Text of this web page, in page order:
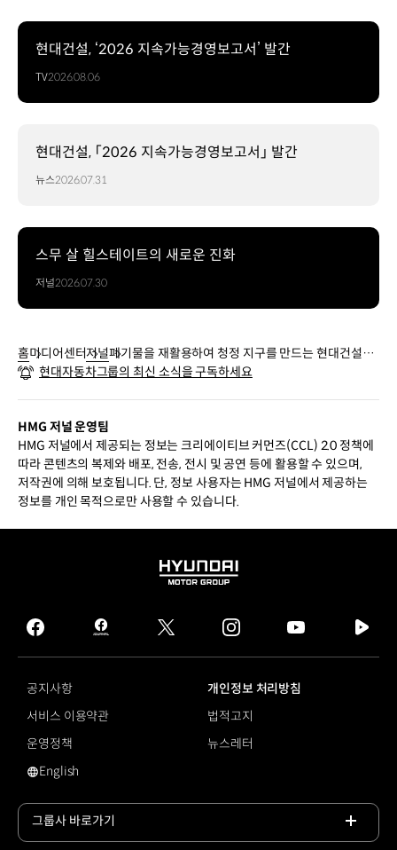
현대건설, ‘2026 지속가능경영보고서’ 발간
TV2026.08.06
현대건설, 「2026 지속가능경영보고서」 발간
뉴스2026.07.31
스무 살 힐스테이트의 새로운 진화
저널2026.07.30
홈미디어센터저널폐기물을 재활용하여 청정 지구를 만드는 현대건설의
바이오가스 에너지화 기술
현대자동차그룹의 최신 소식을 구독하세요
HMG 저널 운영팀
HMG 저널에서 제공되는 정보는 크리에이티브 커먼즈(CCL) 2.0 정책에
따라 콘텐츠의 복제와 배포, 전송, 전시 및 공연 등에 활용할 수 있으며,
저작권에 의해 보호됩니다. 단, 정보 사용자는 HMG 저널에서 제공하는
정보를 개인 목적으로만 사용할 수 있습니다.
HYUNDAI
GROUP
facebook
hmg
journal
twitter instagram
tv
공지사항
개인정보 처리방침
서비스 이용약관
법적고지
운영정책
뉴스레터
영문 사이트로 이동
English
그룹사 바로가기